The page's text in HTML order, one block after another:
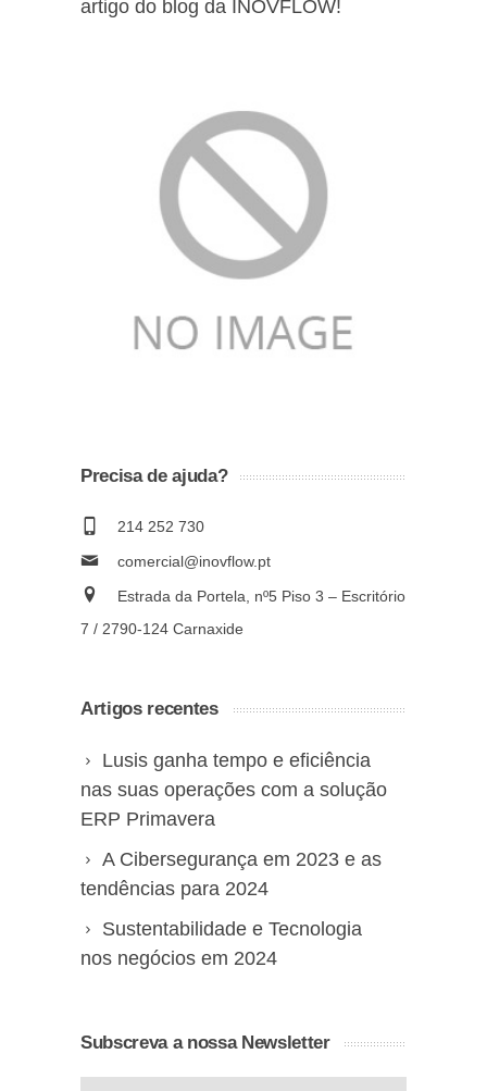
artigo do blog da INOVFLOW!
Precisa de ajuda?
214 252 730
comercial@inovflow.pt
Estrada da Portela, nº5 Piso 3 – Escritório
7 / 2790-124 Carnaxide
Artigos recentes
Lusis ganha tempo e eficiência
nas suas operações com a solução
ERP Primavera
A Cibersegurança em 2023 e as
tendências para 2024
Sustentabilidade e Tecnologia
nos negócios em 2024
Subscreva a nossa Newsletter